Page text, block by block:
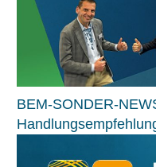
BEM-SONDER-